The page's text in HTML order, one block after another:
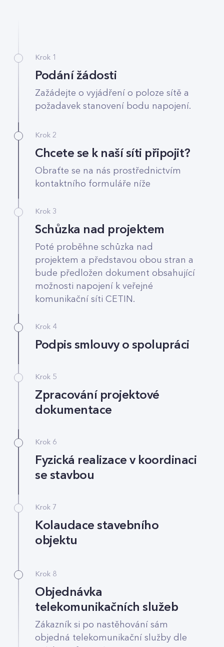
Krok 1
Podání žádosti
Zažádejte o vyjádření o poloze sítě a
požadavek stanovení bodu napojení.
Krok 2
Chcete se k naší síti připojit?
Obraťte se na nás prostřednictvím
kontaktního formuláře níže
Krok 3
Schůzka nad projektem
Poté proběhne schůzka nad
projektem a představou obou stran a
bude předložen dokument obsahující
možnosti napojení k veřejné
komunikační síti CETIN.
Krok 4
Podpis smlouvy o spolupráci
Krok 5
Zpracování projektové
dokumentace
Krok 6
Fyzická realizace v koordinaci
se stavbou
Krok 7
Kolaudace stavebního
objektu
Krok 8
Objednávka
telekomunikačních služeb
Zákazník si po nastěhování sám
objedná telekomunikační služby dle